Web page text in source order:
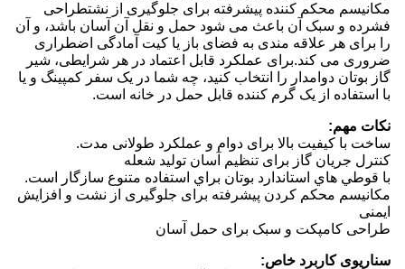
مکانیسم محکم کننده پیشرفته برای جلوگیری از نشتطراحی
فشرده و سبک آن باعث می شود حمل و نقل آن آسان باشد، و آن
را برای هر علاقه مندی به فضای باز یا کیت آمادگی اضطراری
ضروری می کند.برای عملکرد قابل اعتماد در هر شرایطی، شیر
گاز بوتان دوامدار را انتخاب کنید، چه شما در یک سفر کمپینگ و یا
با استفاده از یک گرم کننده قابل حمل در خانه است.
نکات مهم:
ساخت با کیفیت بالا برای دوام و عملکرد طولانی مدت.
کنترل جریان گاز برای تنظیم آسان تولید شعله
با قوطي هاي استاندارد بوتان براي استفاده متنوع سازگار است.
مکانیسم محکم کردن پیشرفته برای جلوگیری از نشت و افزایش
ایمنی
طراحی کامپکت و سبک برای حمل آسان
سناریوی کاربرد خاص: